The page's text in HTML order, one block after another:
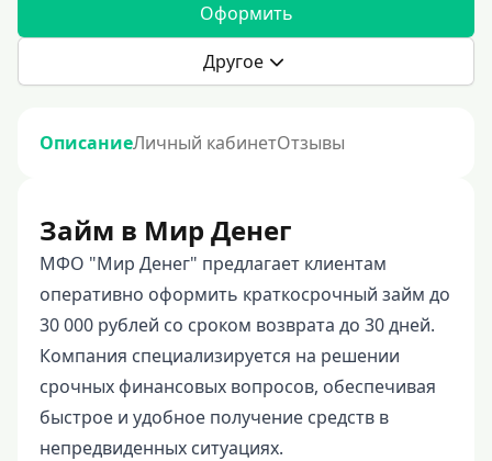
Оформить
Другое
ОписаниеЛичный кабинетОтзывы
Займ в Мир Денег
МФО "Мир Денег" предлагает клиентам
оперативно оформить краткосрочный займ до
30 000 рублей со сроком возврата до 30 дней.
Компания специализируется на решении
срочных финансовых вопросов, обеспечивая
быстрое и удобное получение средств в
непредвиденных ситуациях.